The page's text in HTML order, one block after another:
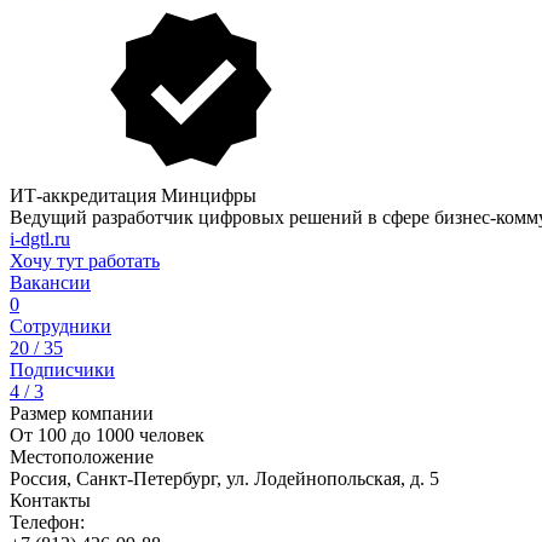
ИТ-аккредитация Минцифры
Ведущий разработчик цифровых решений в сфере бизнес-
i-dgtl.ru
Хочу тут работать
Вакансии
0
Сотрудники
20 / 35
Подписчики
4 / 3
Размер компании
От 100 до 1000 человек
Местоположение
Россия, Санкт-Петербург, ул. Лодейнопольская, д. 5
Контакты
Телефон: